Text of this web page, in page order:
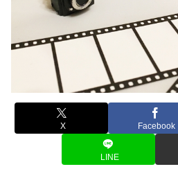
X Facebook
LINE